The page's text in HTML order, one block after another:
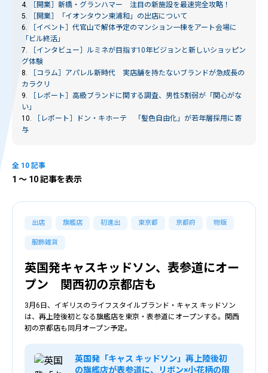
4.
［開業］ 新橋・グランハマー 注目の新施設を最速完全攻略！
5.
［開業］
「イオンタウン東浦和」の出店について
6.
［イベント］ 代官山で解体予定のマンション一棟をアート会場に
「ビル終活」
7.
［インタビュー］ ルミネが目指す10年ビジョンと新しいショッピン
グ体験
8.
［コラム］ アパレル新時代 実店舗を持たないブランドが急成長の
カラクリ
9.
［レポート］ 高級ブランドに関する調査、男性5割弱が「関心がな
い」
10.
［レポート］
ドン・キホーテ 「髪色自由化」が若年層採用に寄
与
全 10 記事
1 〜 10 記事を表示
出店 旗艦店 初進出 東京都 京都府 物販
服飾雑貨
英国発キャスキッドソン、表参道にオー
プン 関西初の京都店も
3月6日、イギリスのライフスタイルブランド・キャス キッドソン
は、再上陸後初となる旗艦店を東京・表参道にオープンする。関西
初の京都店も同月オープン予定。
英国発「キャス キッドソン」再上陸後初
の旗艦店が表参道に、リボン×小花柄の限